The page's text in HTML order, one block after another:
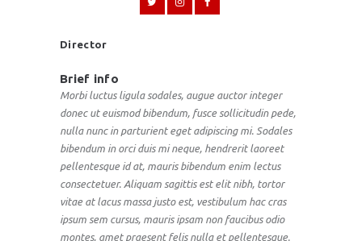
Director
Brief info
Morbi luctus ligula sodales, augue auctor integer
donec ut euismod bibendum, fusce sollicitudin pede,
nulla nunc in parturient eget adipiscing mi. Sodales
bibendum in orci duis mi neque, hendrerit laoreet
pellentesque id at, mauris bibendum enim lectus
consectetuer. Aliquam sagittis est elit nibh, tortor
vitae at lacus massa justo est, vestibulum hac cras
ipsum sem cursus, mauris ipsam non faucibus odio
montes, amet praesent felis nulla et pellentesque.